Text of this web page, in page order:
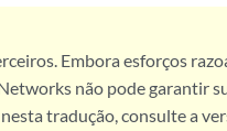
Embora esforços
não pode garantir
tradução, consulte a